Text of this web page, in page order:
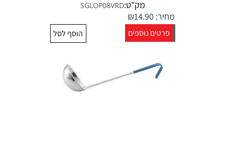
מק"ט:SGLOP08VRD
מחיר: ₪14.90
פרטים נוספים הוסף לסל